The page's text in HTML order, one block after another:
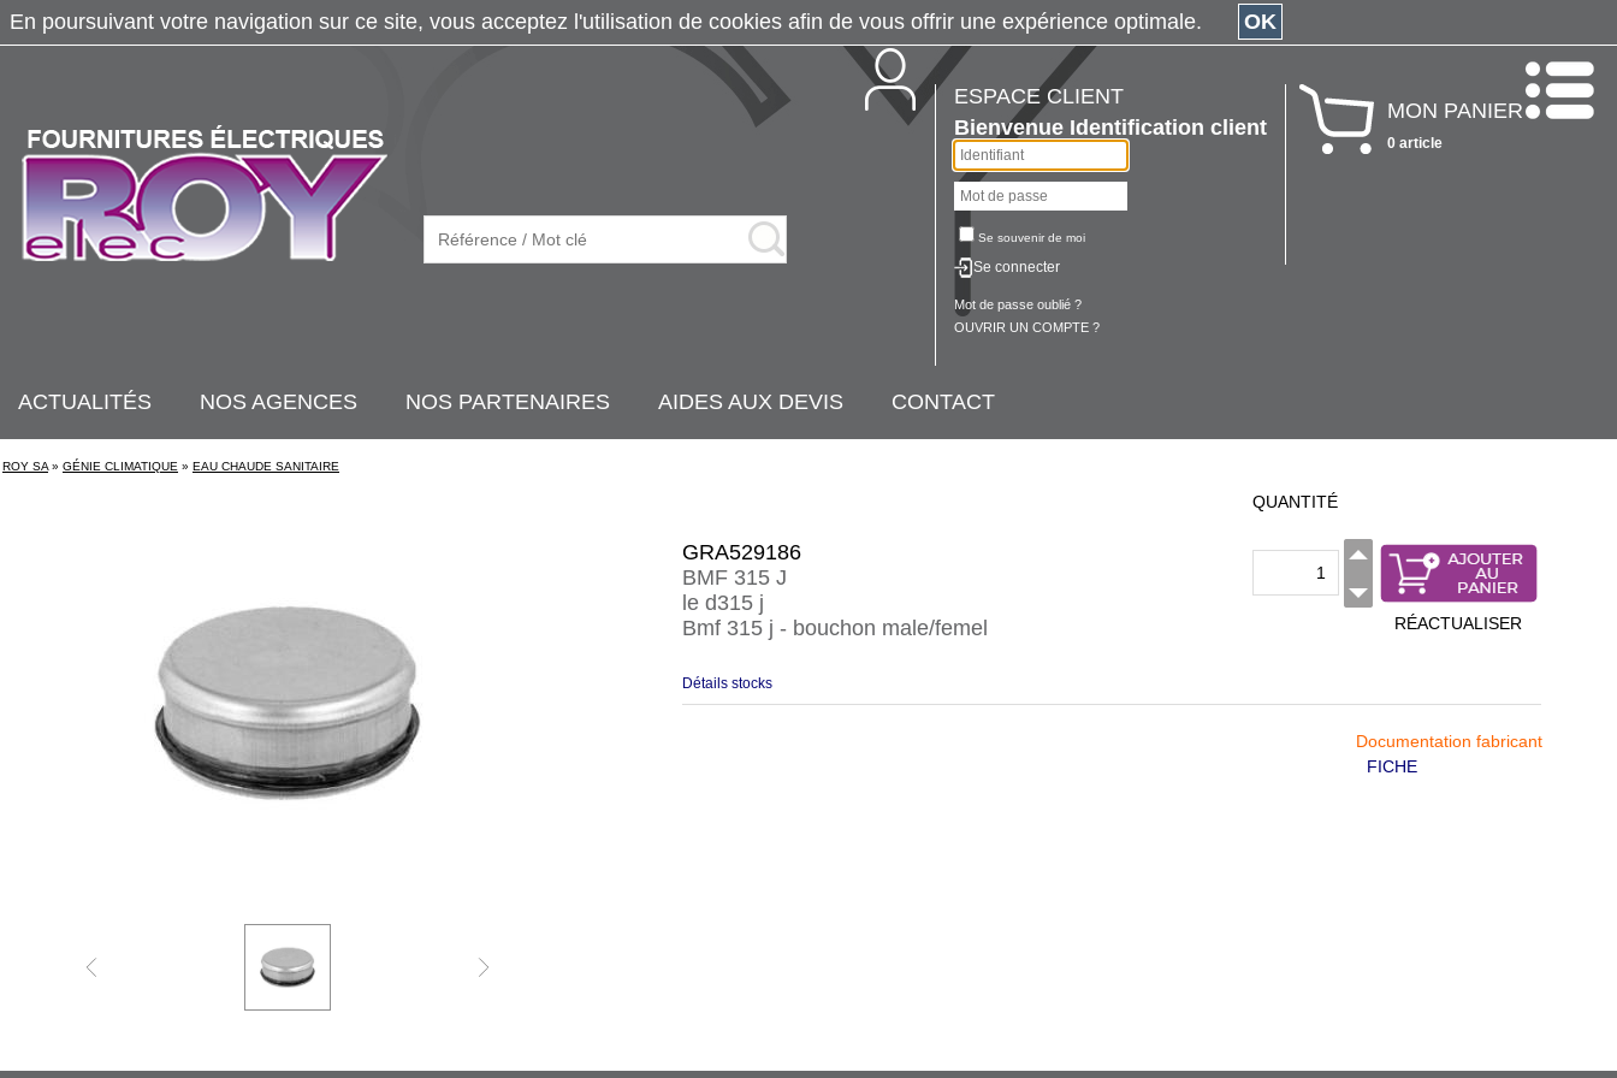
ESPACE CLIENT
Bienvenue Identification client
Se souvenir de moi
Se connecter
Mot de passe oublié ?
OUVRIR UN COMPTE ?
MON PANIER
0 article
ACTUALITÉS NOS AGENCES NOS PARTENAIRES AIDES AUX DEVIS CONTACT
ROY SA » GÉNIE CLIMATIQUE » EAU CHAUDE SANITAIRE
GRA529186
BMF 315 J
le d315 j
Bmf 315 j - bouchon male/femel
QUANTITÉ
RÉACTUALISER
Détails stocks
Documentation fabricant
FICHE
En poursuivant votre navigation sur ce site, vous acceptez l'utilisation de cookies afin de vous offrir une expérience optimale. OK